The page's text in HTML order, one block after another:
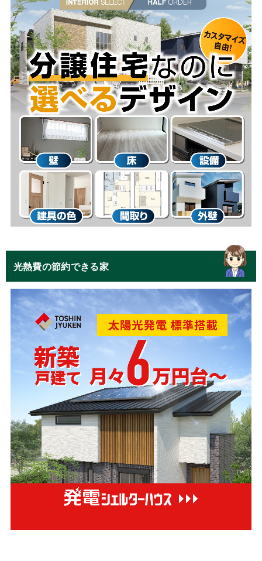
光熱費の節約できる家